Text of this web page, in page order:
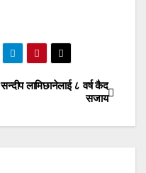
सन्दीप लामिछानेलाई ८ वर्ष कैद
सजाय